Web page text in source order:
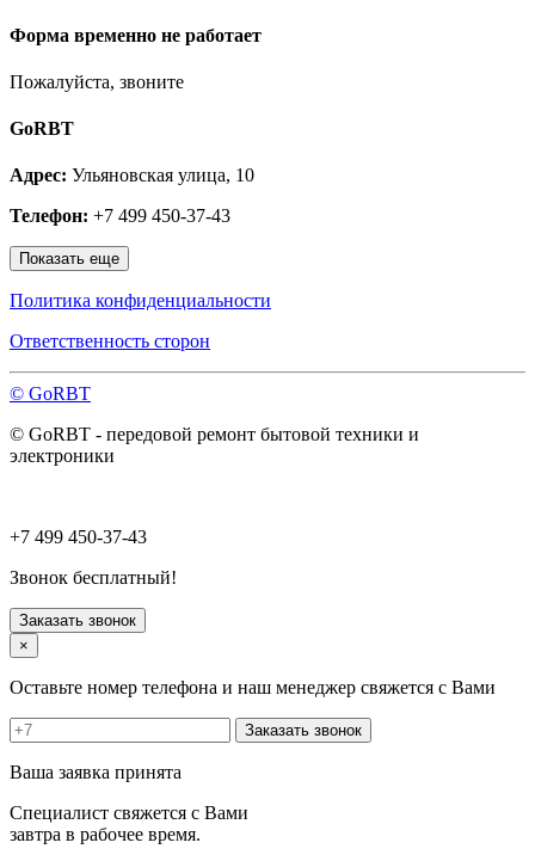
Луховицы
Люберцы
Малаховка
Можайск
Москва и МО
Наро-Фоминск
Ногинск
Одинцово
Ожерелье
Орехово-Зуево
Пересвет
Подольск
Протвино
Пущино
Раменское
Руза
Сергиев Посад
Серпухов
Солнечногорск
Старая Купавна
Ступино
Фрязино
Химки
Хотьково
Чехов
Шатура
Щелково
Щербинка
Форма временно не работает
Пожалуйста, звоните
GoRBT
Адрес: Ульяновская улица, 10
Телефон: +7 499 450-37-43
Показать еще
Политика конфиденциальности
Ответственность сторон
© GoRBT
© GoRBT - передовой ремонт бытовой техники и
электроники
+7 499 450-37-43
Звонок бесплатный!
Заказать звонок
×
Оставьте номер телефона и наш менеджер свяжется с Вами
Заказать звонок
Ваша заявка принята
Специалист свяжется с Вами
завтра в рабочее время.